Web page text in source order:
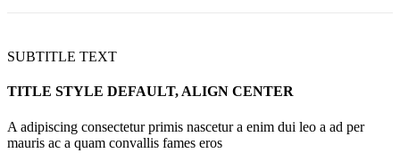
SUBTITLE TEXT
TITLE STYLE DEFAULT, ALIGN CENTER
A adipiscing consectetur primis nascetur a enim dui leo a ad per
mauris ac a quam convallis fames eros